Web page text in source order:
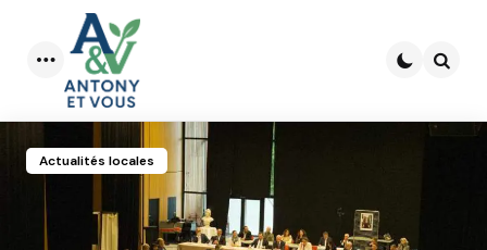
Menu
Actualités locales